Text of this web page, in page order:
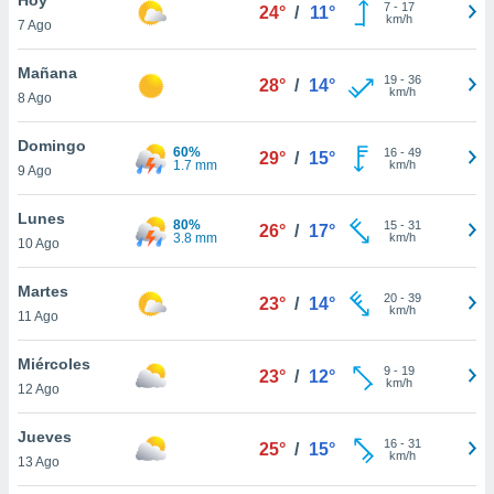
y
en
más
de
7 Ago
24° / 11° 7- 17
km/h
Mañana
8 Ago
28° / 14° 19- 36
km/h
Domingo
9 Ago
60%
1.7 mm
29° / 15° 16- 49
km/h
Lunes
10 Ago
80%
3.8 mm
26° / 17° 15- 31
km/h
Martes
11 Ago
23° / 14° 20- 39
km/h
Miércoles
12 Ago
23° / 12° 9- 19
km/h
Jueves
13 Ago
25° / 15° 16- 31
km/h